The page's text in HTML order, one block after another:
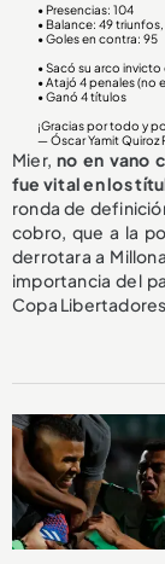
• Presencias: 104
• Balance: 49
• Goles en contra: 95
• Sacó su arco
• Atajó 4 penales (no
• Ganó 4 títulos
¡Gracias por todo y
— Óscar Yamit Quiroz
Mier,no en vano
fue vital en los
ronda de
cobro, que a la
derrotara a
importancia del
Copa